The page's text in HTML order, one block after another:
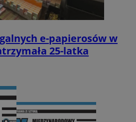
e-papierosów w
25-latka